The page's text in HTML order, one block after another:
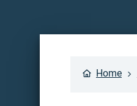
Home